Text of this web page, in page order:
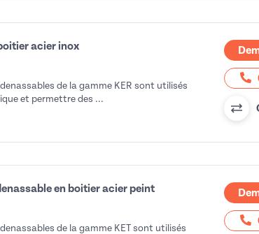
acier inox
de la gamme KER sont utilisés
et permettre des ...
en boitier acier peint
de la gamme KET sont utilisés